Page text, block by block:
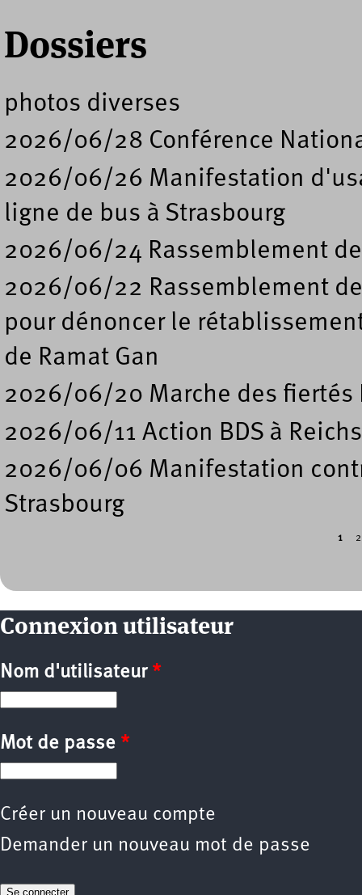
Dossiers
photos diverses
2026/06/28 Conférence
2026/06/26 Manifestation
ligne de bus à Strasbourg
2026/06/24 Rassemblement
2026/06/22 Rassemblement
pour dénoncer le
de Ramat Gan
2026/06/20 Marche des fiertés
2026/06/11 Action BDS à
2026/06/06 Manifestation
Strasbourg
1 2
Connexion utilisateur
Nom d'utilisateur *
Mot de passe *
Créer un nouveau compte
Demander un nouveau mot de passe